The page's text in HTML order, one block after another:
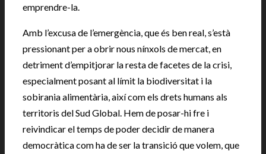
emprendre-la.
Amb l’excusa de l’emergència, que és ben real, s’està
pressionant per a obrir nous nínxols de mercat, en
detriment d’empitjorar la resta de facetes de la crisi,
especialment posant al límit la biodiversitat i la
sobirania alimentària, així com els drets humans als
territoris del Sud Global. Hem de posar-hi fre i
reivindicar el temps de poder decidir de manera
democràtica com ha de ser la transició que volem, que